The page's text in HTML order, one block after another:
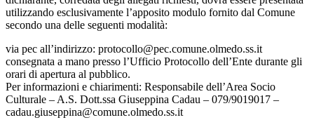
utilizzando esclusivamente l’apposito modulo fornito dal Comune
secondo una delle seguenti modalità:
via pec all’indirizzo: protocollo@pec.comune.olmedo.ss.it
consegnata a mano presso l’Ufficio Protocollo dell’Ente durante gli
orari di apertura al pubblico.
Per informazioni e chiarimenti: Responsabile dell’Area Socio
Culturale – A.S. Dott.ssa Giuseppina Cadau – 079/9019017 –
cadau.giuseppina@comune.olmedo.ss.it